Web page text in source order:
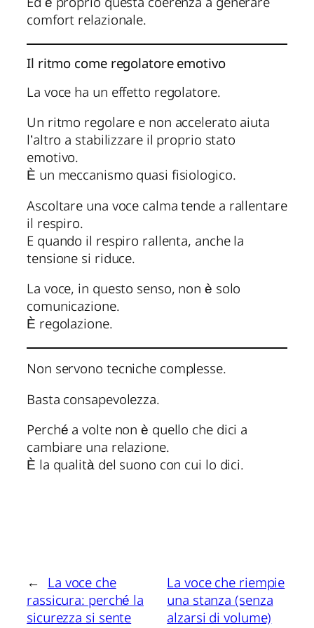
Ed è proprio questa coerenza a generare
comfort relazionale.
Il ritmo come regolatore emotivo
La voce ha un effetto regolatore.
Un ritmo regolare e non accelerato aiuta
l’altro a stabilizzare il proprio stato
emotivo.
È un meccanismo quasi fisiologico.
Ascoltare una voce calma tende a rallentare
il respiro.
E quando il respiro rallenta, anche la
tensione si riduce.
La voce, in questo senso, non è solo
comunicazione.
È regolazione.
Non servono tecniche complesse.
Basta consapevolezza.
Perché a volte non è quello che dici a
cambiare una relazione.
È la qualità del suono con cui lo dici.
← La voce che
rassicura: perché la
sicurezza si sente
La voce che riempie
una stanza (senza
alzarsi di volume)